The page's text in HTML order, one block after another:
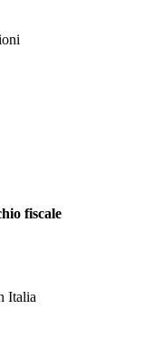
fiscale
Italia